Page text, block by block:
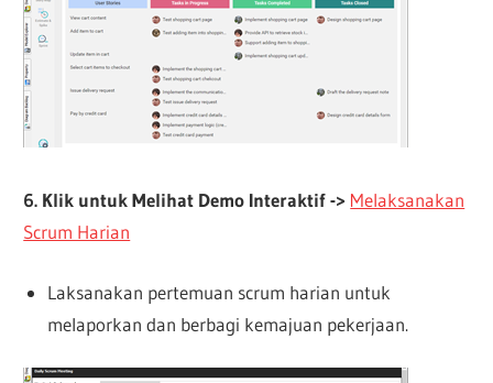
6. Klik untuk Melihat Demo Interaktif -> Melaksanakan
Scrum Harian
Laksanakan pertemuan scrum harian untuk
melaporkan dan berbagi kemajuan pekerjaan.